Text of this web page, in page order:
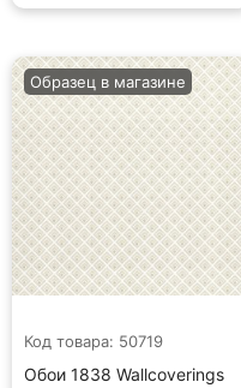
Код товара: 50719
Обои 1838 Wallcoverings
Образец в магазине